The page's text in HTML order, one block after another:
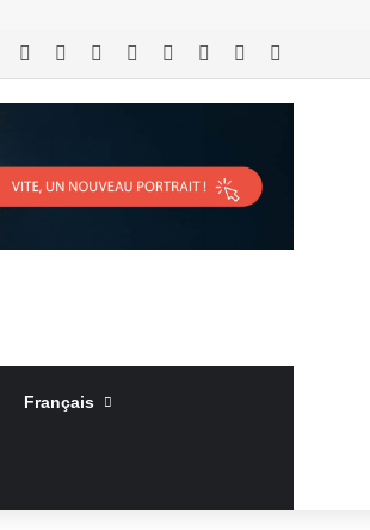
RSS Facebook LinkedinYouTubeConnexionArticle Aléatoire
Français